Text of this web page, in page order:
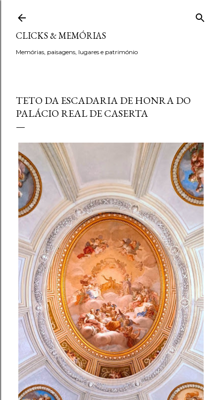
Avançar para o conteúdo principal
CLICKS & MEMÓRIAS
Memórias, paisagens, lugares e património
TETO DA ESCADARIA DE HONRA DO
PALÁCIO REAL DE CASERTA